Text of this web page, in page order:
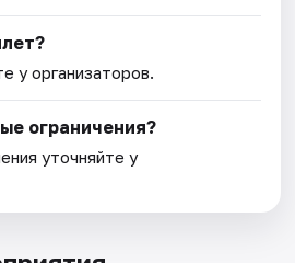
у организаторов.
ограничения?
уточняйте у